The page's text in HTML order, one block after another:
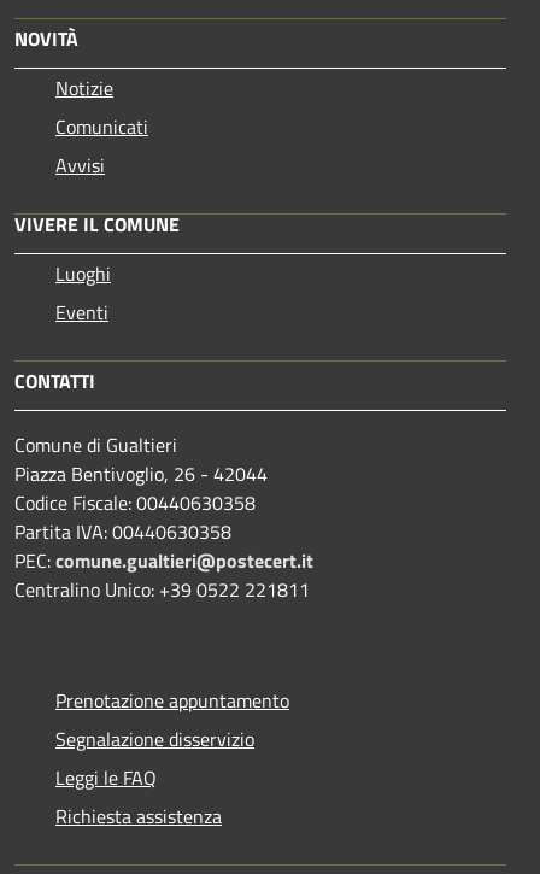
NOVITÀ
Notizie
Comunicati
Avvisi
VIVERE IL COMUNE
Luoghi
Eventi
CONTATTI
Comune di Gualtieri
Piazza Bentivoglio, 26 - 42044
Codice Fiscale: 00440630358
Partita IVA: 00440630358
PEC:comune.gualtieri@postecert.it
Centralino Unico: +39 0522 221811
Prenotazione appuntamento
Segnalazione disservizio
Leggi le FAQ
Richiesta assistenza